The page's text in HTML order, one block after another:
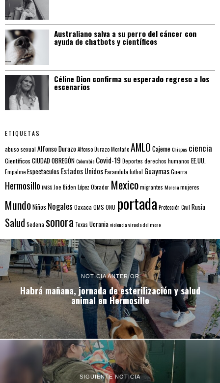
Australiano salva a su perro del cáncer con
ayuda de chatbots y científicos
Céline Dion confirma su esperado regreso a los
escenarios
ETIQUETAS
abuso sexual Alfonso DurazoAlfonso Durazo MontañoAMLO CajemeChiapas ciencia
Científicos CIUDAD OBREGÓNColombia Covid-19 Deportes derechos humanos EE.UU.
EmpalmeEspectaculos Estados UnidosFarandulafutbol GuaymasGuerra
Hermosillo IMSS Joe Biden López Obrador Mexicomigrantes Morenamujeres
MundoNiños Nogales Oaxaca OMS ONU portada Protección Civil Rusia
Salud Sedena sonora Texas Ucraniaviolenciaviruela del mono
NOTICIA ANTERIOR
Habrá mañana, jornada de esterilización y salud
animal en Hermosillo
SIGUIENTE NOTICIA